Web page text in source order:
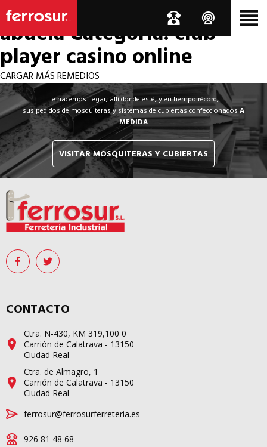
Los por si acaso de la
abuelaCategoría: club
player casino online
CARGAR MÁS REMEDIOS
Le hacemos llegar, allí donde esté, y en tiempo récord,
sus pedidos de mosquiteras y sistemas de cubiertas confeccionadosA
MEDIDA
VISITAR MOSQUITERAS Y CUBIERTAS
CONTACTO
Ctra. N-430, KM 319,100 0
Carrión de Calatrava - 13150
Ciudad Real
Ctra. de Almagro, 1
Carrión de Calatrava - 13150
Ciudad Real
ferrosur@ferrosurferreteria.es
926 81 48 68